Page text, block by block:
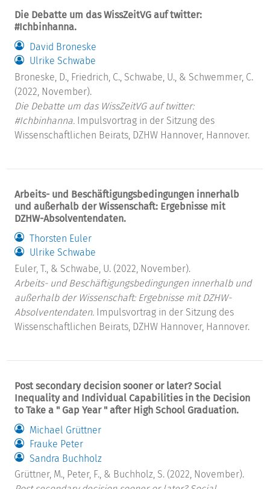
Die Debatte um das WissZeitVG auf twitter:
#Ichbinhanna.
David Broneske
Ulrike Schwabe
Broneske, D., Friedrich, C., Schwabe, U., & Schwemmer, C.
(2022, November).
Die Debatte um das WissZeitVG auf twitter:
#Ichbinhanna. Impulsvortrag in der Sitzung des
Wissenschaftlichen Beirats, DZHW Hannover, Hannover.
Arbeits- und Beschäftigungsbedingungen innerhalb
und außerhalb der Wissenschaft: Ergebnisse mit
DZHW-Absolventendaten.
Thorsten Euler
Ulrike Schwabe
Euler, T., & Schwabe, U. (2022, November).
Arbeits- und Beschäftigungsbedingungen innerhalb und
außerhalb der Wissenschaft: Ergebnisse mit DZHW-
Absolventendaten. Impulsvortrag in der Sitzung des
Wissenschaftlichen Beirats, DZHW Hannover, Hannover.
Post secondary decision sooner or later? Social
Inequality and Individual Capabilities in the Decision
to Take a " Gap Year " after High School Graduation.
Michael Grüttner
Frauke Peter
Sandra Buchholz
Grüttner, M., Peter, F., & Buchholz, S. (2022, November).